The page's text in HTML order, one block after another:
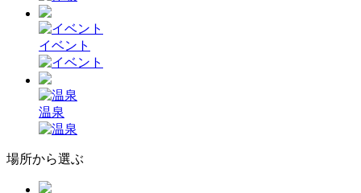
イベント
温泉
場所から選ぶ